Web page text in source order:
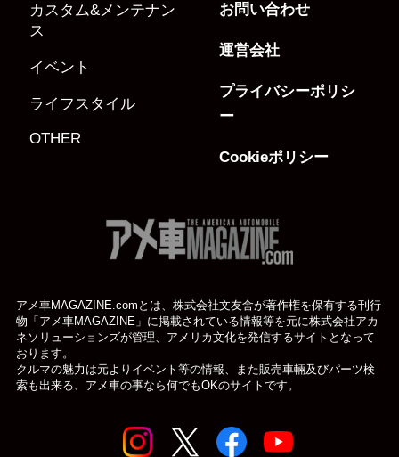
カスタム&メンテナン
ス
イベント
ライフスタイル
OTHER
お問い合わせ
運営会社
プライバシーポリシ
ー
Cookieポリシー
アメ車MAGAZINE.comとは、株式会社文友舎が著作権を保有する刊行
物「アメ車MAGAZINE」に掲載されている情報等を元に株式会社アカ
ネソリューションズが管理、アメリカ文化を発信するサイトとなって
おります。
クルマの魅力は元よりイベント等の情報、また販売車輛及びパーツ検
索も出来る、アメ車の事なら何でもOKのサイトです。